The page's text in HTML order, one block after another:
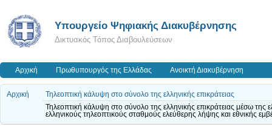
Υπουργείο Ψηφιακής Διακυβέρνησης
Δικτυακός Τόπος Διαβουλεύσεων
Αρχική Πρωθυπουργός της Ελλάδας Ανοικτή Διακυβέρνηση
Αρχική
Τηλεοπτική κάλυψη στο σύνολο της ελληνικής επικράτειας
Τηλεοπτική κάλυψη στο σύνολο της ελληνικής επικράτειας μέσω
ελληνικούς τηλεοπτικούς σταθμούς ελεύθερης λήψης και εθνικής